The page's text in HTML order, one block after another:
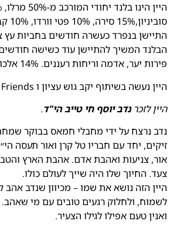
התיישן בנפרד כעשרה חודשים בחביות עץ
הבלנד המשיך להתיישן עוד כשישה
פירות יער, אדמה וריחות רעננים. 14% אלכוהול. בציר 2023.
היין נעשה בשיתוף יקב גוש עציון ו Wine & Friends.
היין לזכרנדב יוסף חי טייב הי"ד.
נדב נרצח על ידי מחבלי חמאס בבוקר
זיקים, יחד עם חבריו טל קרן ואור תעסה
אור, צניעות ואהבת אדם. אהבת הארץ
צעד. החיוך שלו היה שייך לעולם כולו.
היין הזה נושא את שמו – מכיוון שנדב אהב
לשמוח, ולחלוק רגעים טובים עם מי
ואנין טעם אפילו לגילו הצעיר.